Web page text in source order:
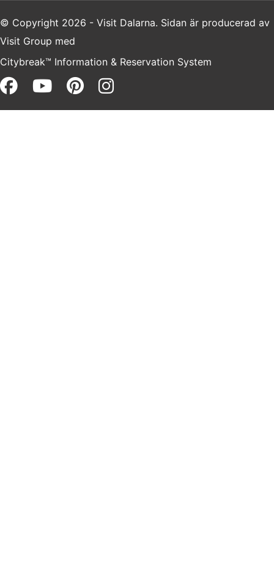
© Copyright 2026 - Visit Dalarna. Sidan är producerad av
Visit Group med
Citybreak™ Information & Reservation System
Facebook (opens in a new
Youtube (opens in a new
Pinterest (opens in a
Instagram (opens